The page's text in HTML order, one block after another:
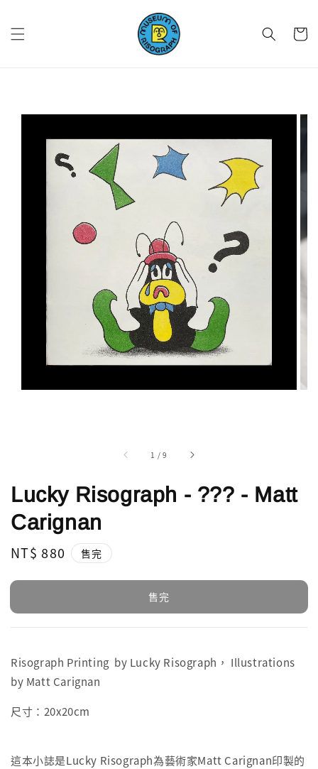
1 /9
Lucky Risograph - ??? - Matt
Carignan
Regular
NT$ 880 售完
售完
Risograph Printing by Lucky Risograph， Illustrations
by Matt Carignan
尺寸：20x20cm
這本小誌是Lucky Risograph為藝術家Matt Carignan印製的